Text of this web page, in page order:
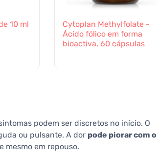
10 ml
Cytoplan Methylfolate -
Ácido fólico em forma
bioactiva, 60 cápsulas
podem ser discretos no início. O
ou pulsante. A dor pode piorar com o
mesmo em repouso.